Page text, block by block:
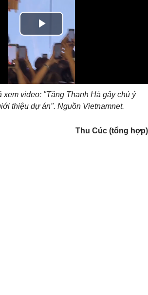
Play
Video
xem video: "Tăng Thanh Hà gây chú ý
thiệu dự án". Nguồn Vietnamnet.
Thu Cúc (tổng hợp)